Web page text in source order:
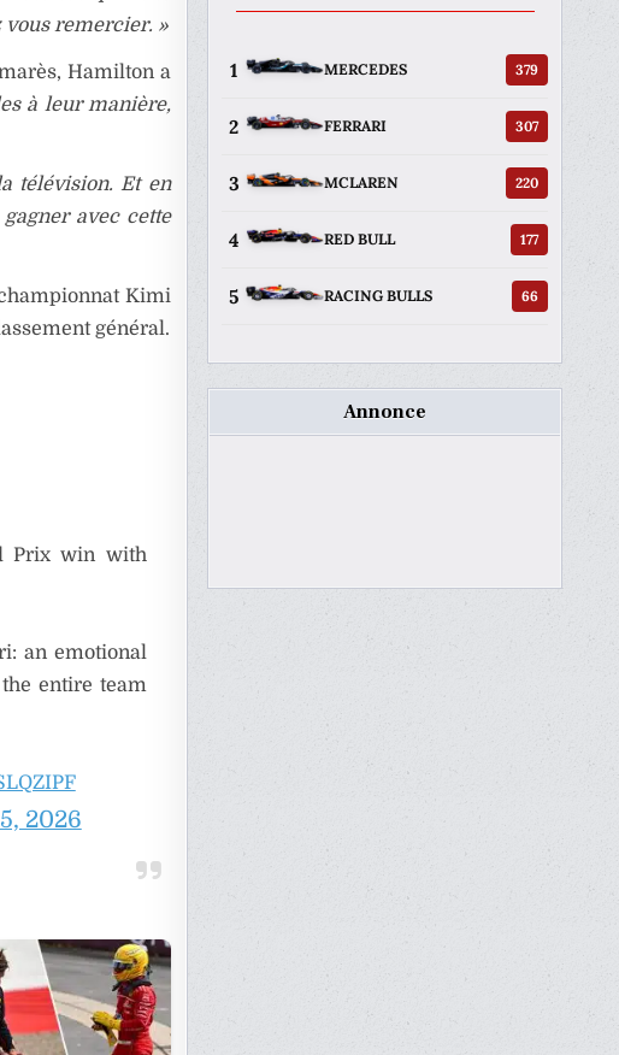
vous remercier. »
Hamilton a
à leur manière,
télévision. Et en
avec cette
Kimi
général.
Prix win with
an emotional
entire team
2026
1 MERCEDES 379
2 FERRARI 307
3 MCLAREN 220
4 RED BULL 177
5 RACING BULLS 66
Annonce